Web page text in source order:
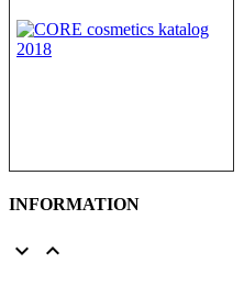
INFORMATION
 